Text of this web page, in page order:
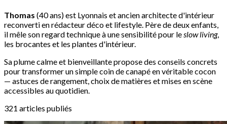
Thomas (40 ans) est Lyonnais et ancien architecte d'intérieur
reconverti en rédacteur déco et lifestyle. Père de deux enfants,
il mêle son regard technique à une sensibilité pour leslow living,
les brocantes et les plantes d'intérieur.
Sa plume calme et bienveillante propose des conseils concrets
pour transformer un simple coin de canapé en véritable cocon
— astuces de rangement, choix de matières et mises en scène
accessibles au quotidien.
321 articles publiés